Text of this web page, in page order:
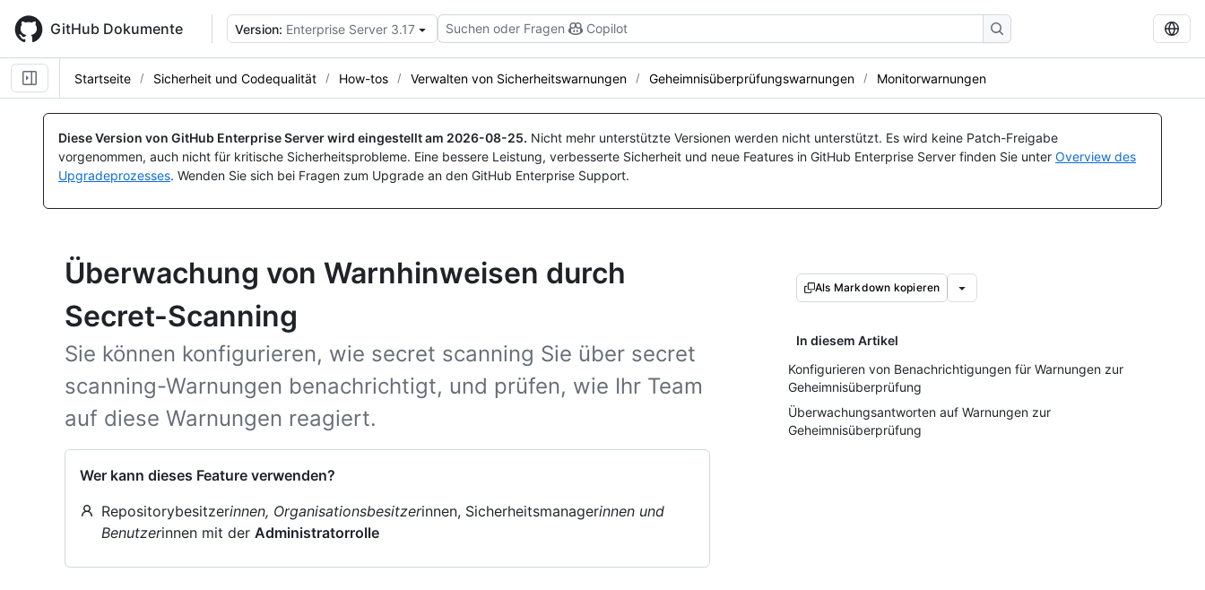
main
content
GitHub Dokumente Version: Enterprise Server 3.17 Suchen oder Fragen Copilot
Startseite Sicherheit und Codequalität How-tos Verwalten von Sicherheitswarnungen Geheimnisüberprüfungswarnungen Monitorwarnungen
Diese Version von GitHub Enterprise Server wird eingestellt am 2026-08-25. Nicht mehr unterstützte Versionen werden nicht unterstützt. Es wird keine Patch-Freigabe
vorgenommen, auch nicht für kritische Sicherheitsprobleme. Eine bessere Leistung, verbesserte Sicherheit und neue Features in GitHub Enterprise Server finden Sie unter Overview des
Upgradeprozesses. Wenden Sie sich bei Fragen zum Upgrade an den GitHub Enterprise Support.
Überwachung von Warnhinweisen durch
Secret-Scanning
Sie können konfigurieren, wie secret scanning Sie über secret
scanning-Warnungen benachrichtigt, und prüfen, wie Ihr Team
auf diese Warnungen reagiert.
Wer kann dieses Feature verwenden?
Repositorybesitzerinnen, Organisationsbesitzerinnen, Sicherheitsmanagerinnen und
Benutzerinnen mit der Administratorrolle
Als Markdown kopieren
In diesem Artikel
Konfigurieren von Benachrichtigungen für Warnungen zur
Geheimnisüberprüfung
Überwachungsantworten auf Warnungen zur
Geheimnisüberprüfung